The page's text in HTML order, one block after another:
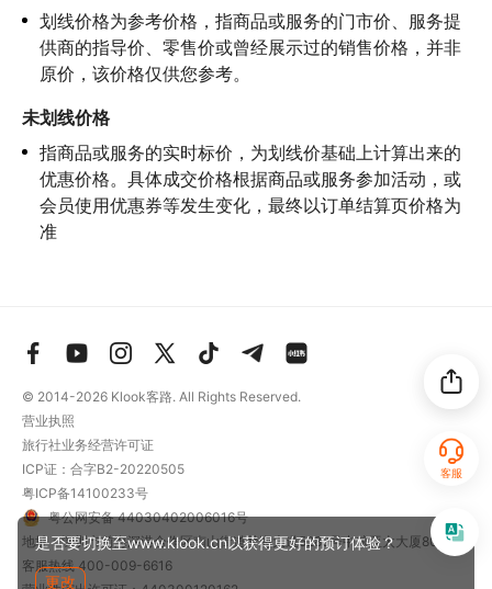
是否要切换至www.klook.cn以获得更好的预订体验？
更改
划线价格为参考价格，指商品或服务的门市价、服务提
供商的指导价、零售价或曾经展示过的销售价格，并非
原价，该价格仅供您参考。
未划线价格
指商品或服务的实时标价，为划线价基础上计算出来的
优惠价格。具体成交价格根据商品或服务参加活动，或
会员使用优惠券等发生变化，最终以订单结算页价格为
准
客服
© 2014-2026 Klook客路. All Rights Reserved.
营业执照
旅行社业务经营许可证
ICP证：合字B2-20220505
粤ICP备14100233号
粤公网安备 44030402006016号
地址：深圳市前海深港合作区南山街道梦海大道5289号中粮亚太大厦801
客服热线 400-009-6616